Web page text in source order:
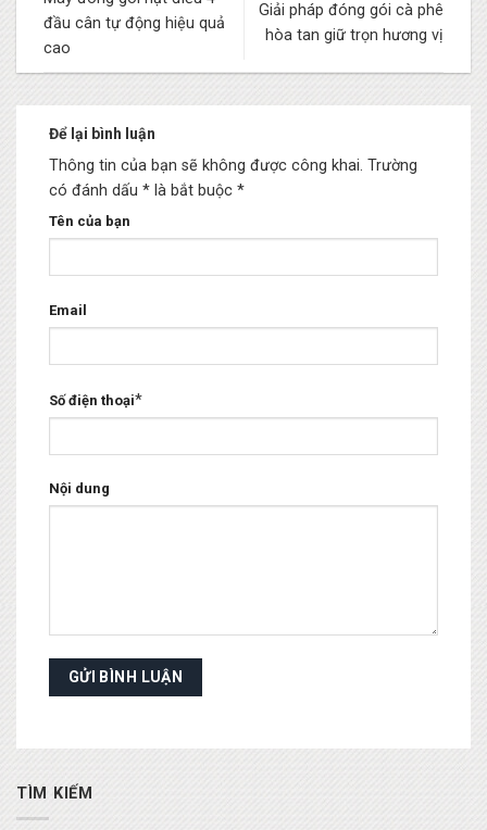
đầu cân tự động hiệu quả
cao
Giải pháp đóng gói cà phê
hòa tan giữ trọn hương vị
Để lại bình luận
Thông tin của bạn sẽ không được công khai. Trường
có đánh dấu * là bắt buộc *
Tên của bạn
Email
Số điện thoại*
Nội dung
TÌM KIẾM